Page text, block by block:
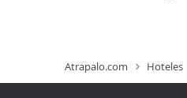
Atrapalo.com Hoteles